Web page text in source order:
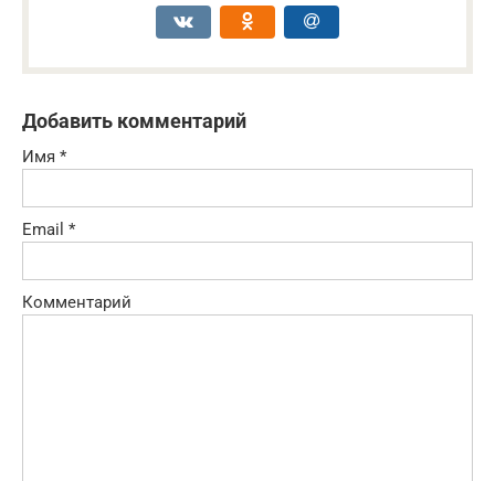
Добавить комментарий
Имя *
Email *
Комментарий